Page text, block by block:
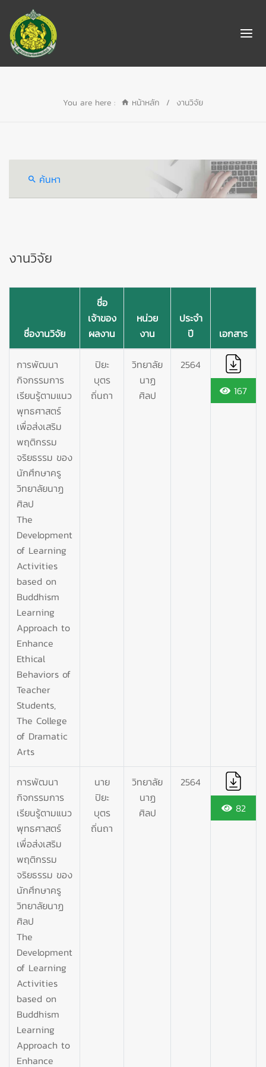
You are here : หน้าหลัก / งานวิจัย
ค้นหา
งานวิจัย
ชื่องานวิจัย
ชื่อ
เจ้าของ
ผลงาน
หน่วย
งาน
ประจำ
ปี
เอกสาร
การพัฒนา
กิจกรรมการ
เรียนรู้ตามแนว
พุทธศาสตร์
เพื่อส่งเสริม
พฤติกรรม
จริยธรรม ของ
นักศึกษาครู
วิทยาลัยนาฏ
ศิลป
The
Development
of Learning
Activities
based on
Buddhism
Learning
Approach to
Enhance
Ethical
Behaviors of
Teacher
Students,
The College
of Dramatic
Arts
ปิยะ
บุตร
ถิ่นถา
วิทยาลัย
นาฏ
ศิลป
2564
167
การพัฒนา
กิจกรรมการ
เรียนรู้ตามแนว
พุทธศาสตร์
เพื่อส่งเสริม
พฤติกรรม
จริยธรรม ของ
นักศึกษาครู
วิทยาลัยนาฏ
ศิลป
The
Development
of Learning
Activities
based on
Buddhism
Learning
Approach to
Enhance
นาย
ปิยะ
บุตร
ถิ่นถา
วิทยาลัย
นาฏ
ศิลป
2564
82